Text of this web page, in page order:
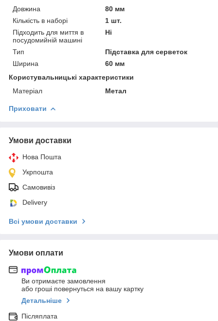
Довжина
80 мм
Кількість в наборі
1 шт.
Підходить для миття в
посудомийній машині
Ні
Тип
Підставка для серветок
Ширина
60 мм
Користувальницькі характеристики
Матеріал
Метал
Приховати
Умови доставки
Нова Пошта
Укрпошта
Самовивіз
Delivery
Всі умови доставки
Умови оплати
Ви отримаєте замовлення
або гроші повернуться на вашу картку
Детальніше
Післяплата